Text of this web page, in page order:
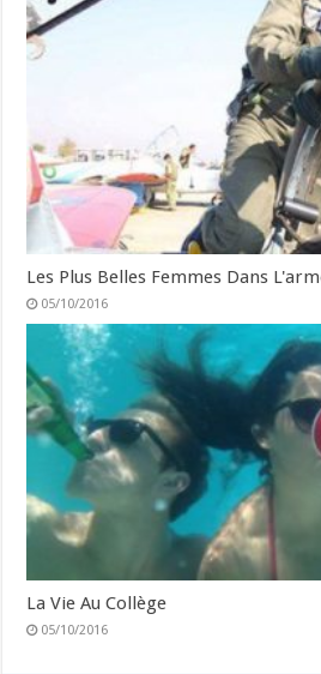
Les Plus Belles Femmes Dans
05/10/2016
La Vie Au Collège
05/10/2016